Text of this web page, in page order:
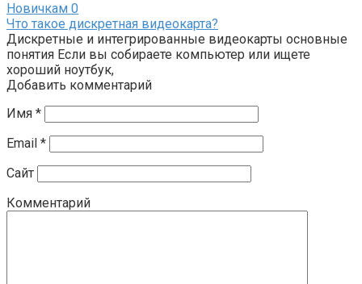
Новичкам 0
Что такое дискретная видеокарта?
Дискретные и интегрированные видеокарты основные
понятия Если вы собираете компьютер или ищете
хороший ноутбук,
Добавить комментарий
Имя *
Email *
Сайт
Комментарий